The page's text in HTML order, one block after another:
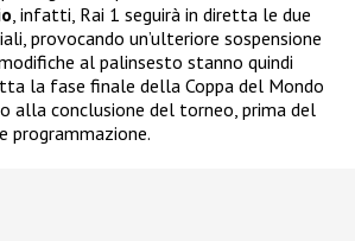
, infatti, Rai 1 seguirà in diretta le due
provocando un’ulteriore sospensione
al palinsesto stanno quindi
la fase finale della Coppa del Mondo
alla conclusione del torneo, prima del
programmazione.